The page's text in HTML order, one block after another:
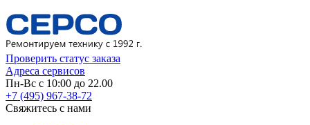
Проверить статус заказа
Адреса сервисов
Пн-Вс с 10:00 до 22.00
+7 (495) 967-38-72
Свяжитесь с нами